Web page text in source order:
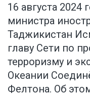
16 августа
министра
Таджикистан
главу Сети по
терроризму и
Океании
Фелтона. Об